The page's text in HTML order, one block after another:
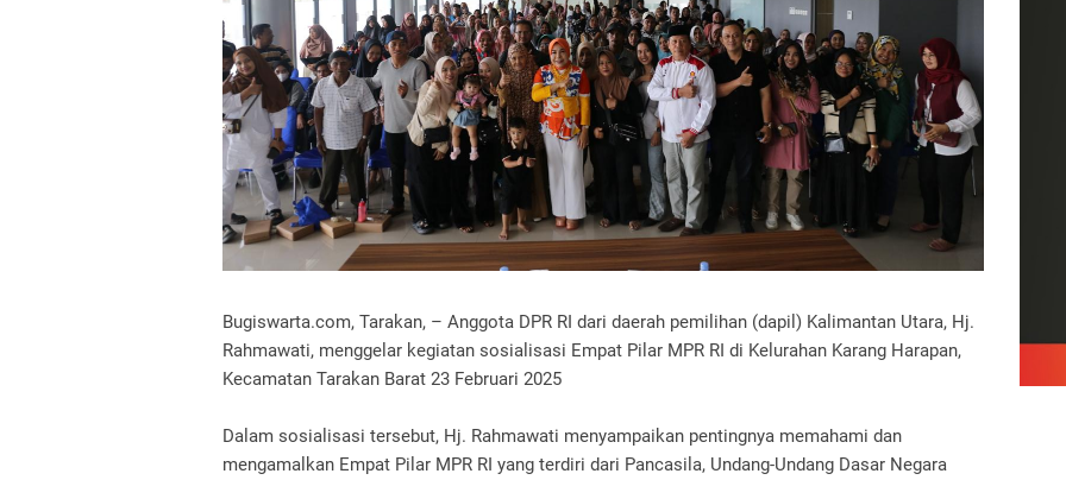
Bugiswarta.com, Tarakan, – Anggota DPR RI dari daerah pemilihan (dapil) Kalimantan Utara, Hj.
Rahmawati, menggelar kegiatan sosialisasi Empat Pilar MPR RI di Kelurahan Karang Harapan,
Kecamatan Tarakan Barat 23 Februari 2025
Dalam sosialisasi tersebut, Hj. Rahmawati menyampaikan pentingnya memahami dan
mengamalkan Empat Pilar MPR RI yang terdiri dari Pancasila, Undang-Undang Dasar Negara